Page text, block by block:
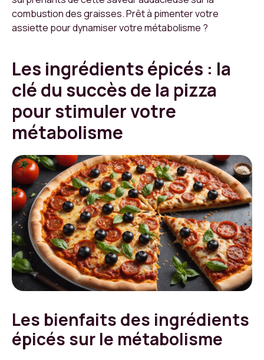
combustion des graisses. Prêt à pimenter votre
assiette pour dynamiser votre métabolisme ?
Les ingrédients épicés : la
clé du succès de la pizza
pour stimuler votre
métabolisme
Les bienfaits des ingrédients
épicés sur le métabolisme